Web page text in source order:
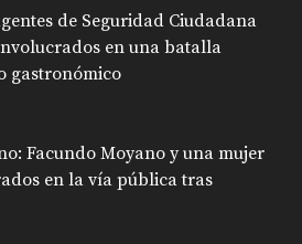
de Seguridad Ciudadana
en una batalla
gastronómico
Facundo Moyano y una mujer
en la vía pública tras